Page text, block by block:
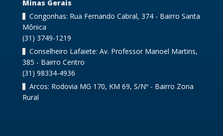
Minas Gerais
Congonhas: Rua Fernando Cabral, 374 - Bairro Santa
Mônica
(31) 3749-1219
Conselheiro Lafaiete: Av. Professor Manoel Martins,
385 - Bairro Centro
(31) 98334-4936
Arcos: Rodovia MG 170, KM 69, S/Nº - Bairro Zona
Rural